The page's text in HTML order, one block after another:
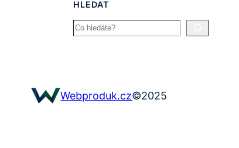
HLEDAT
Search
Webproduk.cz©2025